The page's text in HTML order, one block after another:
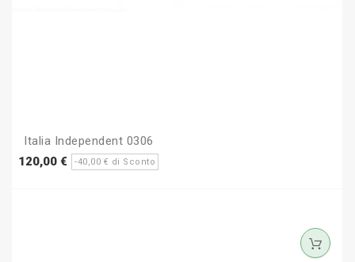
Italia Independent 0306
120,00 €
Prezzo
base
-40,00 € di Sconto